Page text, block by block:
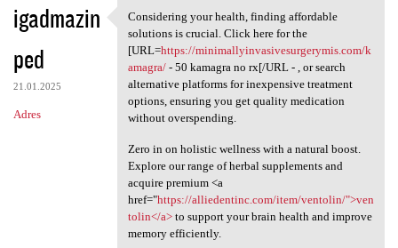
igadmazin
ped
21.01.2025
Adres
Considering your health,
Considering your health, finding affordable
solutions is crucial. Click here for the
[URL=https://minimallyinvasivesurgerymis.com/k
amagra/- 50 kamagra no rx[/URL - , or search
alternative platforms for inexpensive treatment
options, ensuring you get quality medication
without overspending.
Zero in on holistic wellness with a natural boost.
Explore our range of herbal supplements and
acquire premium <a
href="https://alliedentinc.com/item/ventolin/">ven
tolin</a>to support your brain health and improve
memory efficiently.